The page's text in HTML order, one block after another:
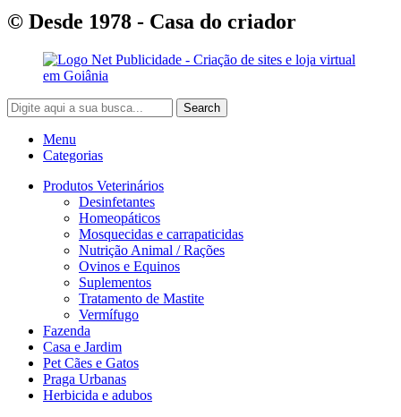
© Desde 1978 - Casa do criador
Search
Menu
Categorias
Produtos Veterinários
Desinfetantes
Homeopáticos
Mosquecidas e carrapaticidas
Nutrição Animal / Rações
Ovinos e Equinos
Suplementos
Tratamento de Mastite
Vermífugo
Fazenda
Casa e Jardim
Pet Cães e Gatos
Praga Urbanas
Herbicida e adubos